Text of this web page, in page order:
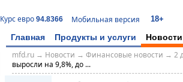
Курс евро 94.8366 Мобильная версия 18+
Главная Продукты и услуги Новости
mfd.ru→ Новости → Финансовые новости → 2
выросли на 9,8%, до ...